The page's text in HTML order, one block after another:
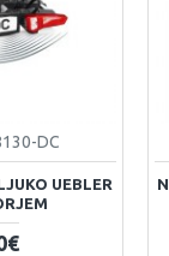
DC
UEBLER